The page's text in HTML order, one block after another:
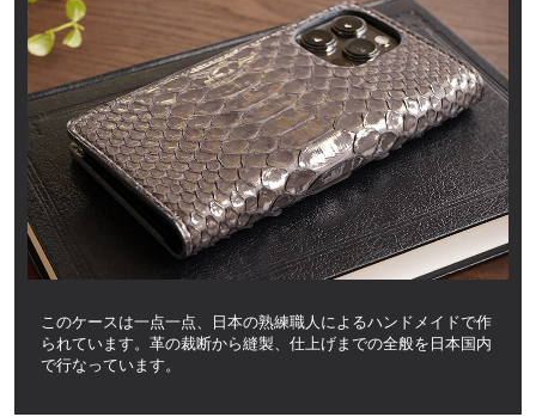
このケースは一点一点、日本の熟練職人によるハンドメイドで作
られています。革の裁断から縫製、仕上げまでの全般を日本国内
で行なっています。